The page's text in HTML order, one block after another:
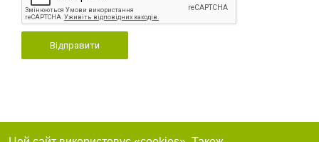
Відправити